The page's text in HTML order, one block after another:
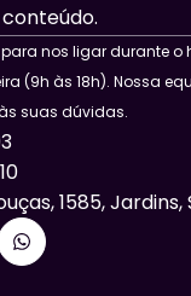
nos ligar durante o
(9h às 18h). Nossa
suas dúvidas.
1585, Jardins,